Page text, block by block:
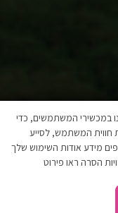
במכשירי המשתמשים, כדי
המשתמש, לסייע
מידע אודות השימוש שלך
הסרה ראו פירוט